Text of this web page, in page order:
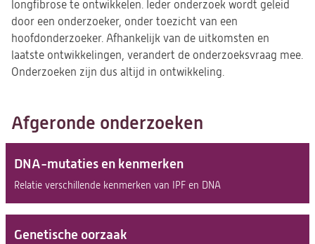
longfibrose te ontwikkelen. Ieder onderzoek wordt geleid
door een onderzoeker, onder toezicht van een
hoofdonderzoeker. Afhankelijk van de uitkomsten en
laatste ontwikkelingen, verandert de onderzoeksvraag mee.
Onderzoeken zijn dus altijd in ontwikkeling.
Afgeronde onderzoeken
DNA-mutaties en kenmerken
Relatie verschillende kenmerken van IPF en DNA
Genetische oorzaak